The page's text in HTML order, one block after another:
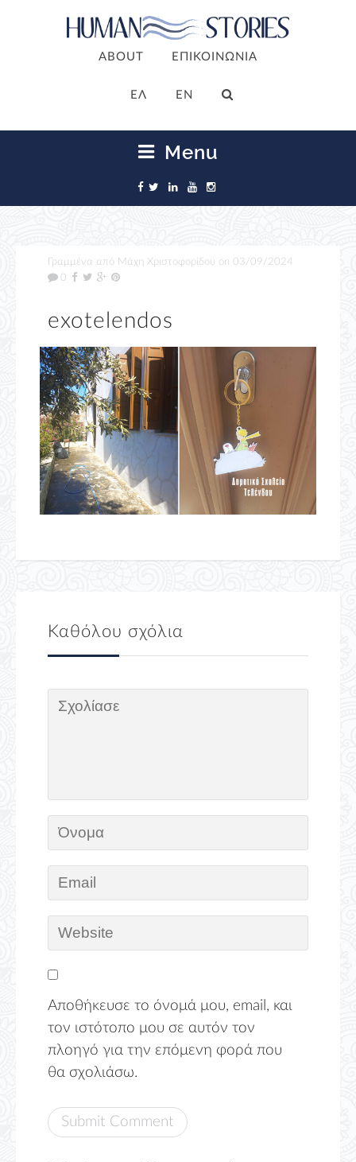
ABOUT ΕΠΙΚΟΙΝΩΝΙΑ
ΕΛ EN
Menu
Γραμμένα από Μάχη Χριστοφορίδου on 03/09/2024
0
exotelendos
Καθόλου σχόλια
Αποθήκευσε το όνομά μου, email, και
τον ιστότοπο μου σε αυτόν τον
πλοηγό για την επόμενη φορά που
θα σχολιάσω.